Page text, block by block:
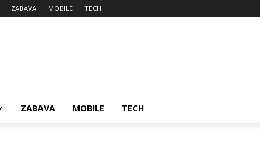
ZABAVA MOBILE TECH
ZABAVA MOBILE TECH